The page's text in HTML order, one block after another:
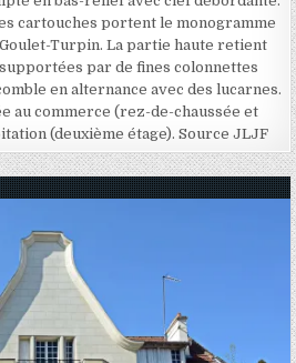
cartouches portent le monogramme
Turpin. La partie haute retient
par de fines colonnettes
en alternance avec des lucarnes.
au commerce (rez-de-chaussée et
(deuxième étage). Source JLJF